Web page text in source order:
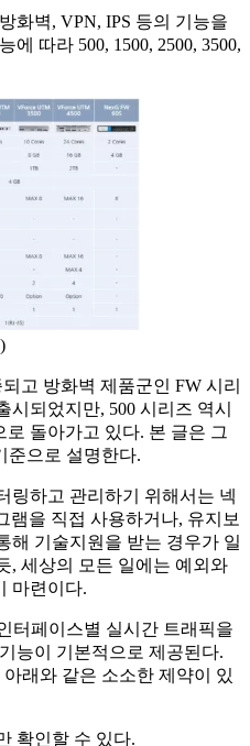
화벽, VPN, IPS 등의 기능을
따라 500, 1500, 2500, 3500,
고 방화벽 제품군인 FW 시리
시되었지만, 500 시리즈 역시
돌아가고 있다. 본 글은 그
준으로 설명한다.
링하고 관리하기 위해서는 넥
램을 직접 사용하거나, 유지보
해 기술지원을 받는 경우가 일
, 세상의 모든 일에는 예외와
마련이다.
터페이스별 실시간 트래픽을
능이 기본적으로 제공된다.
래와 같은 소소한 제약이 있
확인할 수 있다.